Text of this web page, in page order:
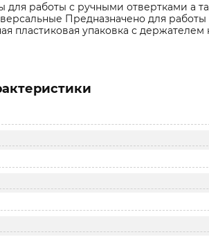
для работы с ручными отвертками а
Предназначено для
пластиковая упаковка с держателем